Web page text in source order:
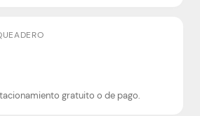
gratuito o de pago.